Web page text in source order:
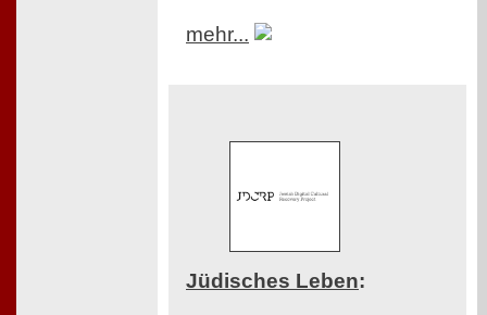
mehr...
Jüdisches Leben: